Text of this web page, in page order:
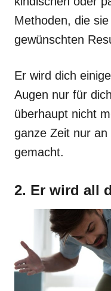
Methoden, die
gewünschten
Er wird dich
Augen nur für
überhaupt nicht
ganze Zeit nur
gemacht.
2. Er wird all